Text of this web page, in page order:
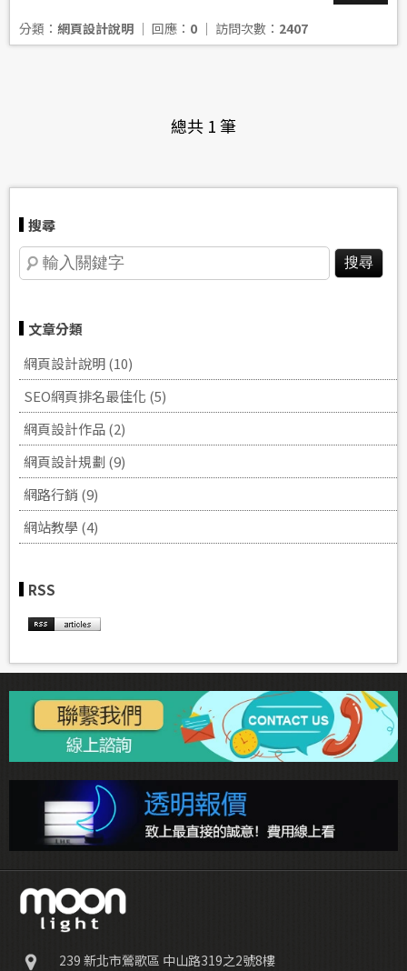
分類： 網頁設計說明 │ 回應： 0 │ 訪問次數： 2407
總共 1 筆
搜尋
文章分類
網頁設計說明 (10)
SEO網頁排名‎最佳化 (5)
網頁設計作品 (2)
網頁設計規劃 (9)
網路行銷 (9)
網站教學 (4)
RSS
239 新北市鶯歌區 中山路319之2號8樓